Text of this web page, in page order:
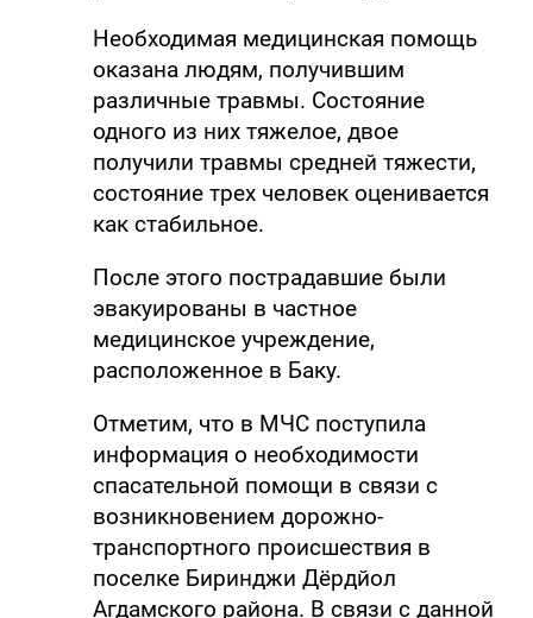
Необходимая медицинская помощь
оказана людям, получившим
различные травмы. Состояние
одного из них тяжелое, двое
получили травмы средней тяжести,
состояние трех человек оценивается
как стабильное.
После этого пострадавшие были
эвакуированы в частное
медицинское учреждение,
расположенное в Баку.
Отметим, что в МЧС поступила
информация о необходимости
спасательной помощи в связи с
возникновением дорожно-
транспортного происшествия в
поселке Биринджи Дёрдйол
Агдамского района. В связи с данной